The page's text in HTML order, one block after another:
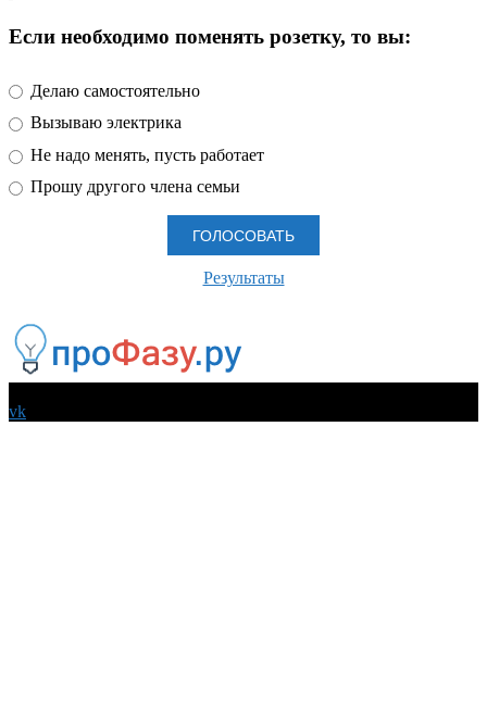
Если необходимо поменять розетку, то вы:
Делаю самостоятельно
Вызываю электрика
Не надо менять, пусть работает
Прошу другого члена семьи
Результаты
vk